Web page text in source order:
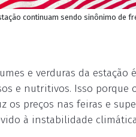
continuam sendo sinônimo de
e verduras da
e nutritivos. Isso porque
os preços nas feiras e
à instabilidade